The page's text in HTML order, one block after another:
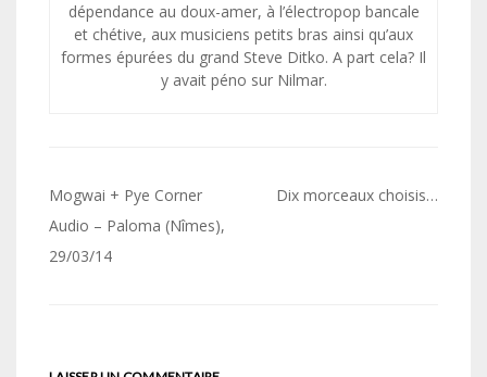
dépendance au doux-amer, à l’électropop bancale
et chétive, aux musiciens petits bras ainsi qu’aux
formes épurées du grand Steve Ditko. A part cela? Il
y avait péno sur Nilmar.
Navigation
de
l’article
Mogwai + Pye Corner
Audio – Paloma (Nîmes),
29/03/14
Dix morceaux choisis…